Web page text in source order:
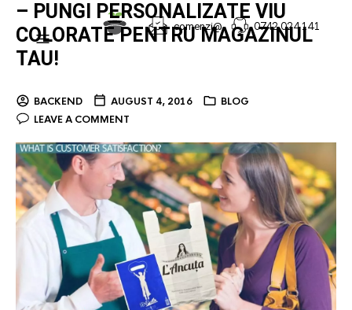
comenzi@ 0742.024.141
– PUNGI PERSONALIZATE VIU
COLORATE PENTRU MAGAZINUL
TAU!
BACKEND AUGUST 4, 2016
BLOG
LEAVE A COMMENT